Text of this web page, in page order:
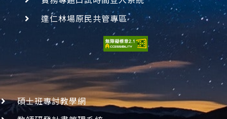
達仁林場原民共管專區
碩士班專討教學網